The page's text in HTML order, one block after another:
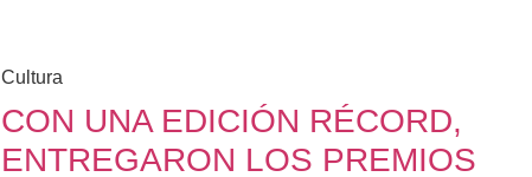
Cultura
CON UNA EDICIÓN RÉCORD,
ENTREGARON LOS PREMIOS